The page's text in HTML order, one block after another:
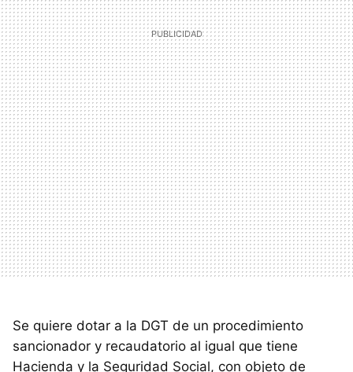
Se quiere dotar a la DGT de un procedimiento
sancionador y recaudatorio al igual que tiene
Hacienda y la Seguridad Social, con objeto de